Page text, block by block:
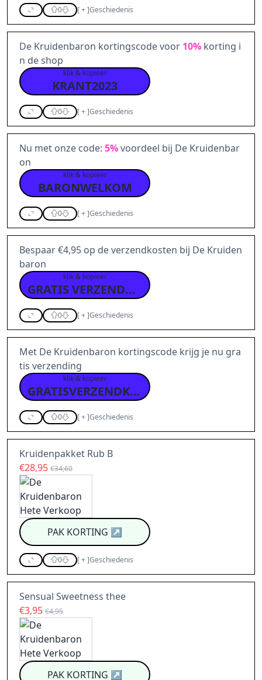
0 [+]Geschiedenis
De Kruidenbaron kortingscode voor 10% korting i
n de shop
klik & kopieer
KRANT2023
0 [+]Geschiedenis
Nu met onze code: 5%voordeel bij De Kruidenbar
on
klik & kopieer
BARONWELKOM
0 [+]Geschiedenis
Bespaar €4,95 op de verzendkosten bij De Kruiden
baron
klik & kopieer
GRATIS VERZENDKOSTEN
0 [+]Geschiedenis
Met De Kruidenbaron kortingscode krijg je nu gra
tis verzending
klik & kopieer
GRATISVERZENDKOSTEN
0 [+]Geschiedenis
Kruidenpakket Rub B
€28,95 €34,60
PAK KORTING ↗
0 [+]Geschiedenis
Sensual Sweetness thee
€3,95 €4,95
PAK KORTING ↗